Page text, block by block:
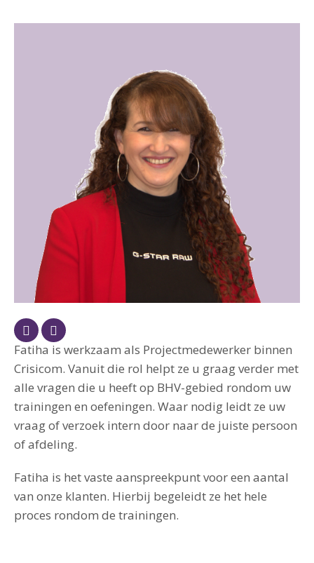
Fatiha is werkzaam als Projectmedewerker binnen
Crisicom. Vanuit die rol helpt ze u graag verder met
alle vragen die u heeft op BHV-gebied rondom uw
trainingen en oefeningen. Waar nodig leidt ze uw
vraag of verzoek intern door naar de juiste persoon
of afdeling.
Fatiha is het vaste aanspreekpunt voor een aantal
van onze klanten. Hierbij begeleidt ze het hele
proces rondom de trainingen.